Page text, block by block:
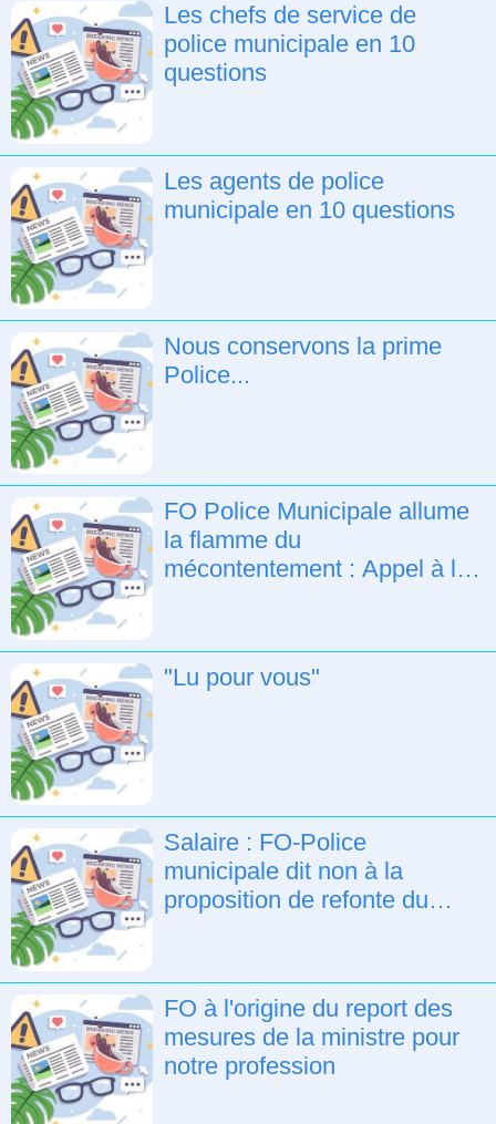
Les chefs de service de
police municipale en 10
questions
Les agents de police
municipale en 10 questions
Nous conservons la prime
Police...
FO Police Municipale allume
la flamme du
mécontentement : Appel à la
"Lu pour vous"
Salaire : FO-Police
municipale dit non à la
proposition de refonte du
FO à l'origine du report des
mesures de la ministre pour
notre profession